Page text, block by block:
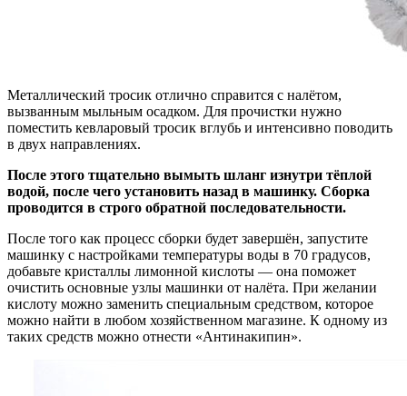
Металлический тросик отлично справится с налётом,
вызванным мыльным осадком. Для прочистки нужно
поместить кевларовый тросик вглубь и интенсивно поводить
в двух направлениях.
После этого тщательно вымыть шланг изнутри тёплой
водой, после чего установить назад в машинку. Сборка
проводится в строго обратной последовательности.
После того как процесс сборки будет завершён, запустите
машинку с настройками температуры воды в 70 градусов,
добавьте кристаллы лимонной кислоты — она поможет
очистить основные узлы машинки от налёта. При желании
кислоту можно заменить специальным средством, которое
можно найти в любом хозяйственном магазине. К одному из
таких средств можно отнести «Антинакипин».